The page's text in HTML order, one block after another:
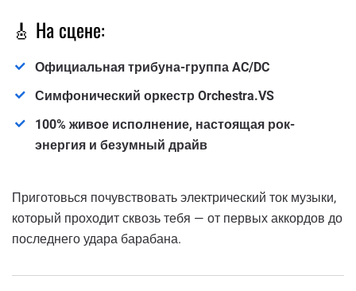
🎸 На сцене:
Официальная трибуна-группа AC/DC
Симфонический оркестр Orchestra.VS
100% живое исполнение, настоящая рок-
энергия и безумный драйв
Приготовься почувствовать электрический ток музыки,
который проходит сквозь тебя — от первых аккордов до
последнего удара барабана.